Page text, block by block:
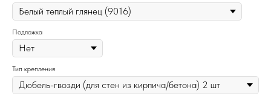
Подложка
Тип крепления